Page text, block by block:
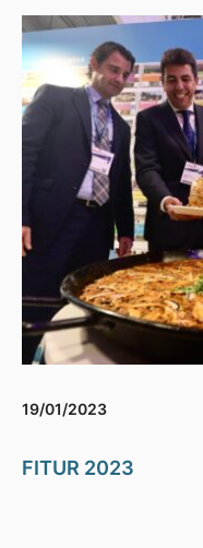
19/01/2023
FITUR 2023